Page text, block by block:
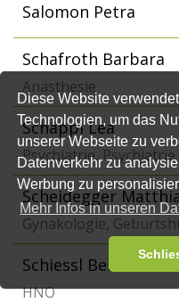
Diese Website
Technologien, um das
unserer Webseite zu
Datenverkehr zu
Werbung zu
Mehr Infos in unseren
Salomon Petra
Schafroth Barbara
Anästhesie
Schäppi Lea
Psychiatrie,
Scheidegger
Gynäkologie,
Schiessl Bernard
HNO